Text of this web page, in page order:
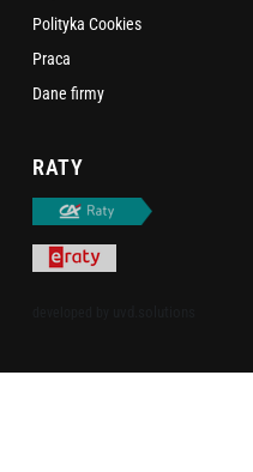
Polityka Cookies
Praca
Dane firmy
RATY